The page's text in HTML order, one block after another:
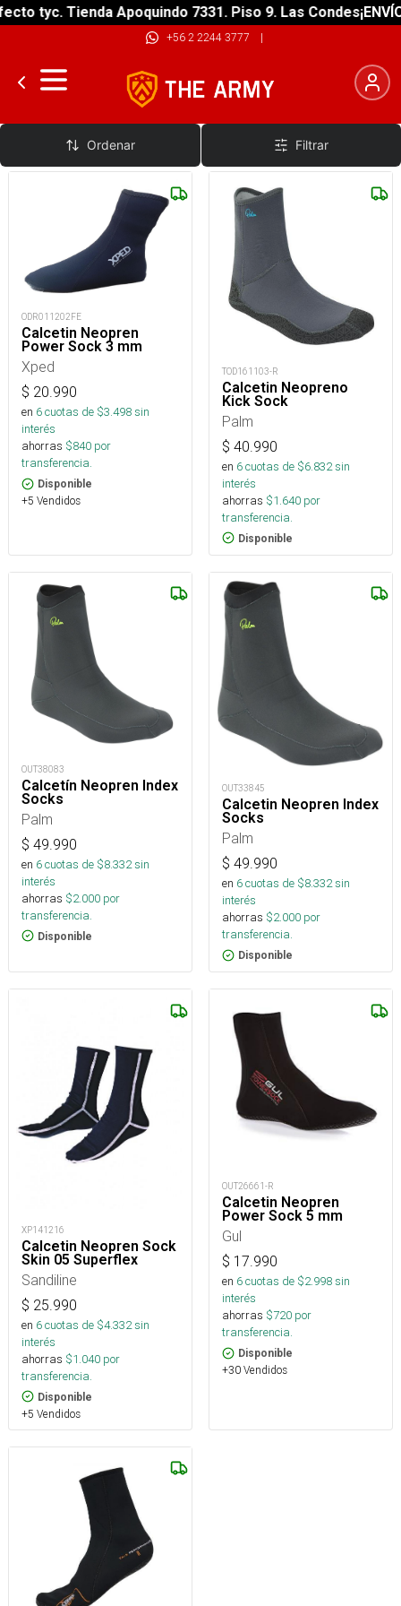
tyc. Tienda Apoquindo 7331. Piso 9. Las Condes
+56 2 2244 3777 |
Calcetin Agua
Ordenar Filtrar
ODR011202FE
Calcetin Neopren
Power Sock 3 mm
Xped
$ 20.990
en 6cuotas de $3.498sin
interés
ahorras $840 por
transferencia.
Disponible
+5 Vendidos
TOD161103-R
Calcetin Neopreno
Kick Sock
Palm
$ 40.990
en 6cuotas de $6.832sin
interés
ahorras $1.640 por
transferencia.
Disponible
OUT38083
Calcetín Neopren Index
Socks
Palm
$ 49.990
en 6cuotas de $8.332sin
interés
ahorras $2.000 por
transferencia.
Disponible
OUT33845
Calcetin Neopren Index
Socks
Palm
$ 49.990
en 6cuotas de $8.332sin
interés
ahorras $2.000 por
transferencia.
Disponible
XP141216
Calcetin Neopren Sock
Skin 05 Superflex
Sandiline
$ 25.990
en 6cuotas de $4.332sin
interés
ahorras $1.040 por
transferencia.
Disponible
+5 Vendidos
OUT26661-R
Calcetin Neopren
Power Sock 5 mm
Gul
$ 17.990
en 6cuotas de $2.998sin
interés
ahorras $720 por
transferencia.
Disponible
+30 Vendidos